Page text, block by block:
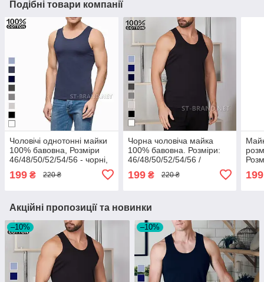
Подібні товари компанії
Чоловічі однотонні майки
100% бавовна, Розміри
46/48/50/52/54/56 - чорні,
199 ₴ 220 ₴
Чорна чоловіча майка
100% бавовна. Розміри:
46/48/50/52/54/56 /
чоловічі майки
199₴ 220 ₴ 199
Акційні пропозиції та новинки
–10% –10%